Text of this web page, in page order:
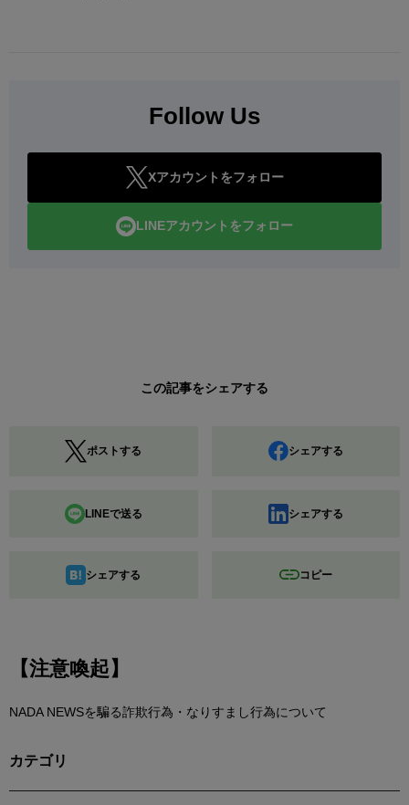
Follow Us
Xアカウントをフォロー
LINEアカウントをフォロー
この記事をシェアする
ポストする シェアする
LINEで送る シェアする
シェアする コピー
【注意喚起】
NADA NEWSを騙る詐欺行為・なりすまし行為について
カテゴリ